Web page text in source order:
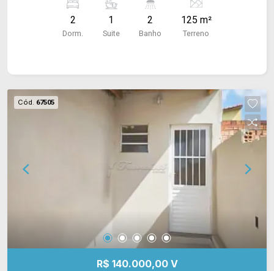
churrasqueira, área de serviço coberta, porão e
garagem para 01 carro de pequeno porte.
Acabamento: Laje e piso frio. CONSULTE-NOS !
2
Dorm.
1
Suite
2
Banho
125 m²
Terreno
Cód. 67505
R$ 140.000,00 V